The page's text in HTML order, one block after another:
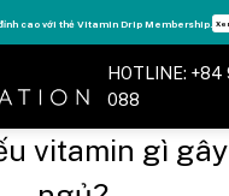
cao với thẻ Vitamin Drip Membership.
HOTLINE: +84
088
vitamin gì